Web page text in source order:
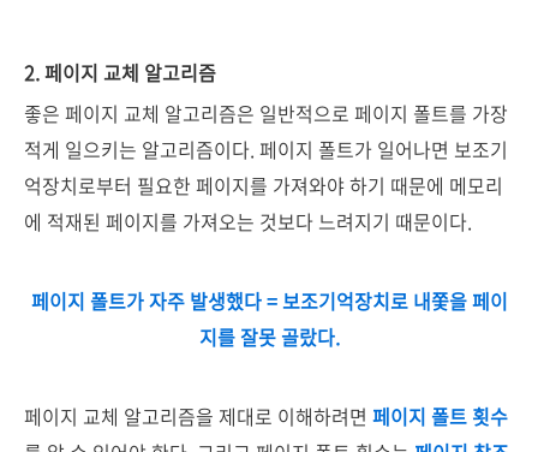
2. 페이지 교체 알고리즘
좋은 페이지 교체 알고리즘은 일반적으로 페이지 폴트를 가장
적게 일으키는 알고리즘이다. 페이지 폴트가 일어나면 보조기
억장치로부터 필요한 페이지를 가져와야 하기 때문에 메모리
에 적재된 페이지를 가져오는 것보다 느려지기 때문이다.
페이지 폴트가 자주 발생했다 = 보조기억장치로 내쫓을 페이
지를 잘못 골랐다.
페이지 교체 알고리즘을 제대로 이해하려면 페이지 폴트 횟수